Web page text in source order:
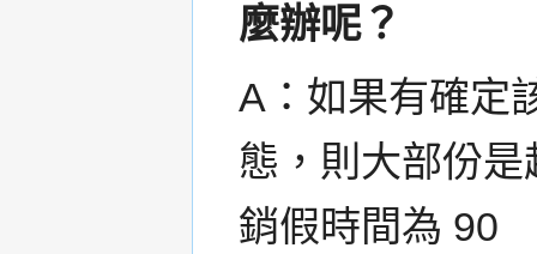
麼辦呢？
A：如果有確定
態，則大部份
銷假時間為 90